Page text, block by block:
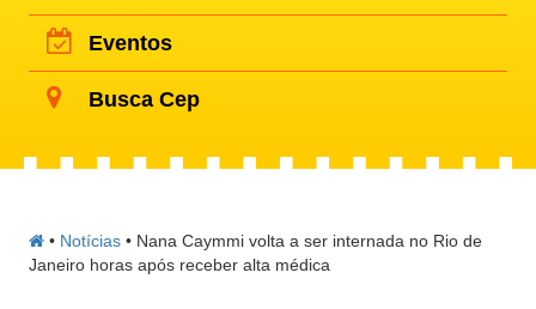
Eventos
Busca Cep
• Notícias •Nana Caymmi volta a ser internada no Rio de
Janeiro horas após receber alta médica